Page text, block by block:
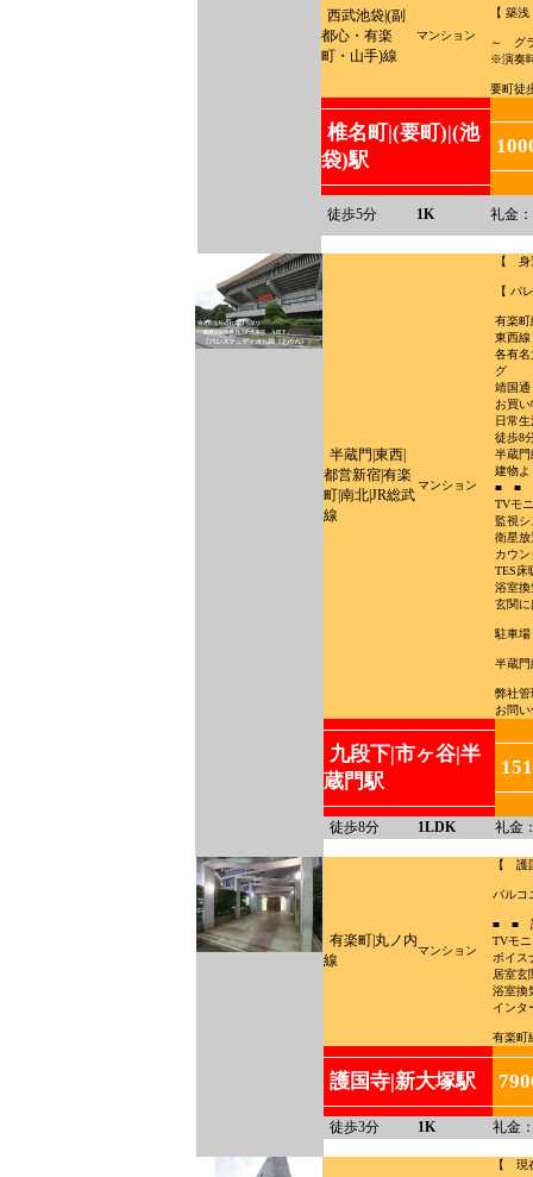
西武池袋|(副
都心・有楽
町・山手)線
マンション
【 築
～ グ
※演奏
要町徒
椎名町|(要町)|(池
袋)駅
徒歩5分 1K 礼金
半蔵門|東西|
都営新宿|有楽
町|南北|JR総武
線
マンション
【 身
【 パ
有楽町
東西線
各有名
グ
靖国通
お買
日常
徒歩8
半蔵門
建物よ
■ ■
TVモ
監視
衛星
カウ
TES
浴室
玄関
駐車場
半蔵
弊社管
お問
九段下|市ヶ谷|半
蔵門駅
徒歩8分 1LDK 礼金
有楽町|丸ノ内
線
マンション
【 護
バルコ
■ ■
TVモ
ボイス
居室玄
浴室換
イン
有楽町
護国寺|新大塚駅
徒歩3分 1K 礼金
【 現